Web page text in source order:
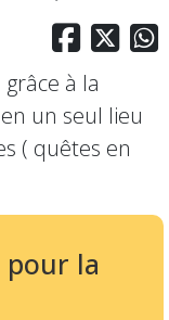
  
à la
un seul lieu
( quêtes en
pour la